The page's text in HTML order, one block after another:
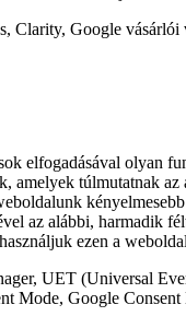
Clarity, Google vásárlói
elfogadásával olyan
amelyek túlmutatnak az
az alábbi, harmadik
ezen a
UET (Universal
Mode, Google